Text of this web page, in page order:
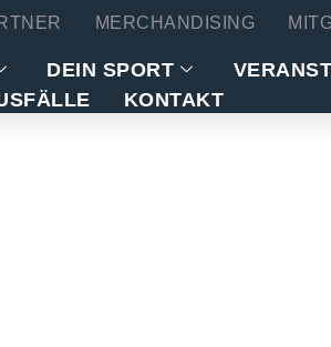
MERCHANDISING
DEIN SPORT
KONTAKT